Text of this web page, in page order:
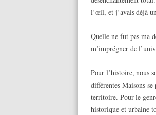
l’œil, et j’avais déjà
Quelle ne fut pas ma
m’imprégner de
Pour l’histoire, nous
différentes Maisons
territoire. Pour le
historique et urbaine